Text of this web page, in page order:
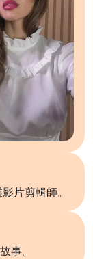
片剪輯師。
事。